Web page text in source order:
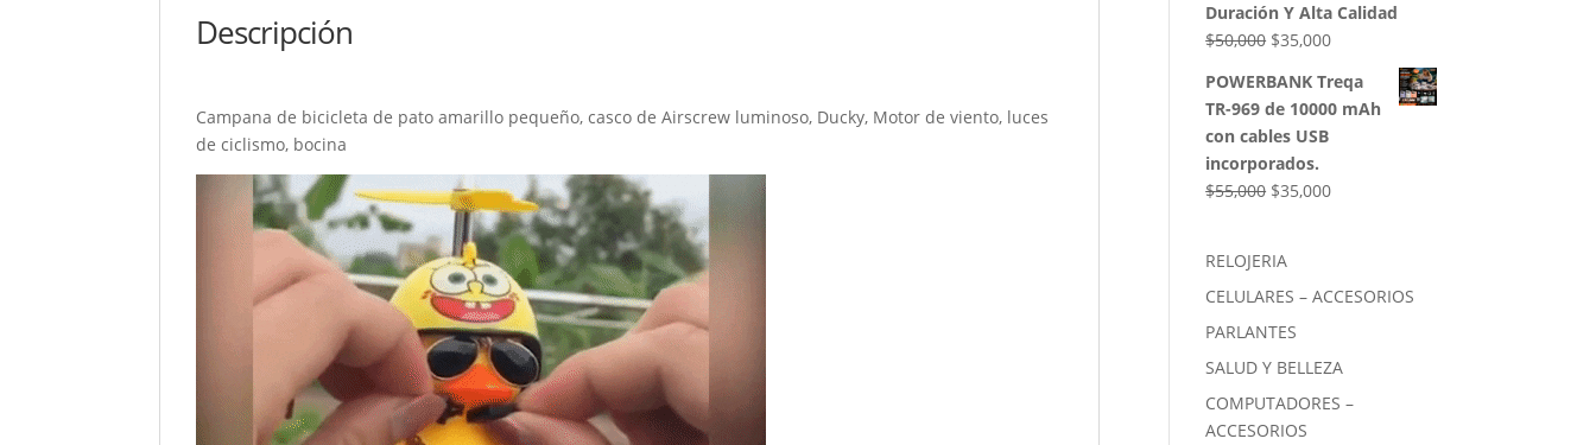
Descripción
Campana de bicicleta de pato amarillo pequeño, casco de Airscrew luminoso, Ducky, Motor de viento, luces
de ciclismo, bocina
Duración Y Alta Calidad
$50,000 El
original
era:
$50,000.
$35,000El
actual
es:
POWERBANK Treqa
TR-969 de 10000 mAh
con cables USB
incorporados.
$55,000 El
era:
$55,000.
$35,000El
$35,000.
RELOJERIA
CELULARES – ACCESORIOS
PARLANTES
SALUD Y BELLEZA
COMPUTADORES –
ACCESORIOS